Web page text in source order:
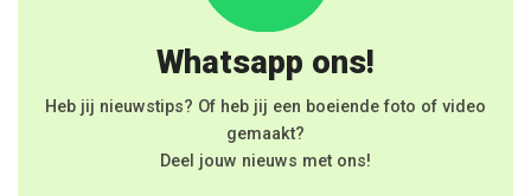
Whatsapp ons!
Heb jij nieuwstips? Of heb jij een boeiende foto of video
gemaakt?
Deel jouw nieuws met ons!